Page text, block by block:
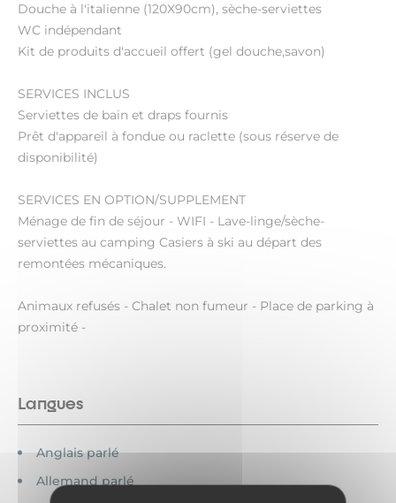
Douche à l'italienne (120X90cm), sèche-serviettes
WC indépendant
Kit de produits d'accueil offert (gel douche,savon)
SERVICES INCLUS
Serviettes de bain et draps fournis
Prêt d'appareil à fondue ou raclette (sous réserve de
disponibilité)
SERVICES EN OPTION/SUPPLEMENT
Ménage de fin de séjour - WIFI - Lave-linge/sèche-
serviettes au camping Casiers à ski au départ des
remontées mécaniques.
Animaux refusés - Chalet non fumeur - Place de parking à
proximité -
Langues
Anglais parlé
Allemand parlé